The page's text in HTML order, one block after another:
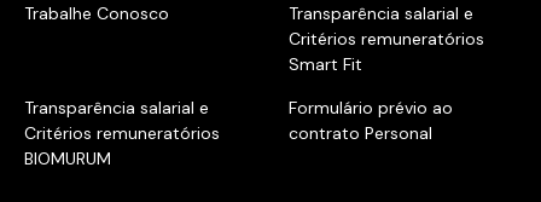
Trabalhe Conosco
Transparência salarial e
Critérios remuneratórios
Smart Fit
Transparência salarial e
Critérios remuneratórios
BIOMURUM
Formulário prévio ao
contrato Personal